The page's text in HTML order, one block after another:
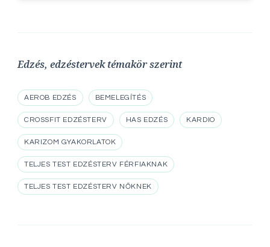
Edzés, edzéstervek témakör szerint
AEROB EDZÉS BEMELEGÍTÉS
CROSSFIT EDZÉSTERV HAS EDZÉS KARDIO
KARIZOM GYAKORLATOK
TELJES TEST EDZÉSTERV FÉRFIAKNAK
TELJES TEST EDZÉSTERV NŐKNEK